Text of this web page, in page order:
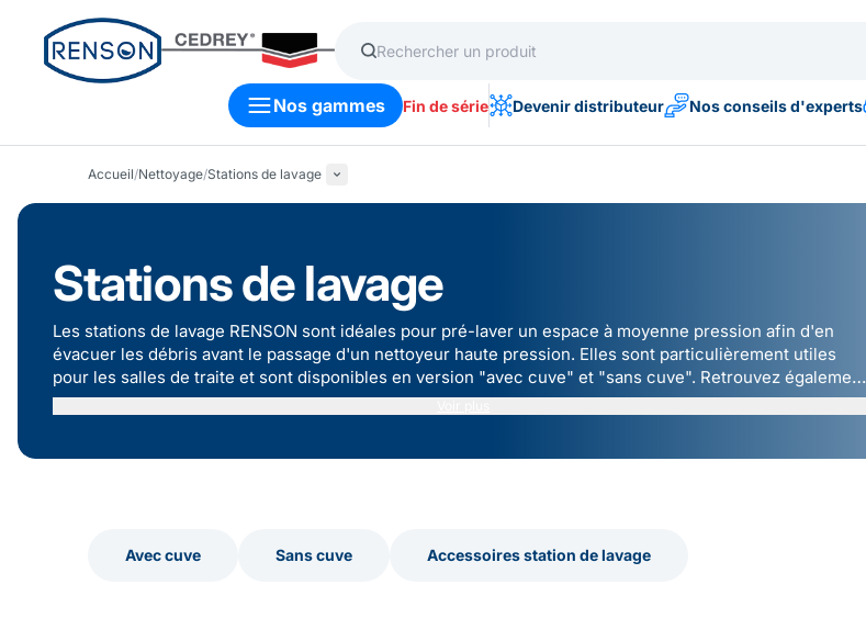
Nos gammes Fin de série Devenir distributeur Nos conseils d'experts
Accueil/Nettoyage/Stations de lavage
Stations de lavage
Les stations de lavage RENSON sont idéales pour pré-laver un espace à moyenne pression afin d'en
évacuer les débris avant le passage d'un nettoyeur haute pression. Elles sont particulièrement utiles
pour les salles de traite et sont disponibles en version "avec cuve" et "sans cuve". Retrouvez également
tous nosaccessoires pour stations de lavage.
Avec cuve
Sans cuve
Accessoires station de lavage